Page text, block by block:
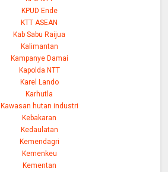
KPUD Ende
KTT ASEAN
Kab Sabu Raijua
Kalimantan
Kampanye Damai
Kapolda NTT
Karel Lando
Karhutla
Kawasan hutan industri
Kebakaran
Kedaulatan
Kemendagri
Kemenkeu
Kementan